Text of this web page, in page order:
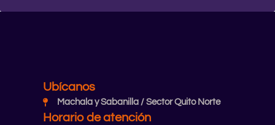
Ubícanos
Machala y Sabanilla / Sector Quito Norte
Horario de atención